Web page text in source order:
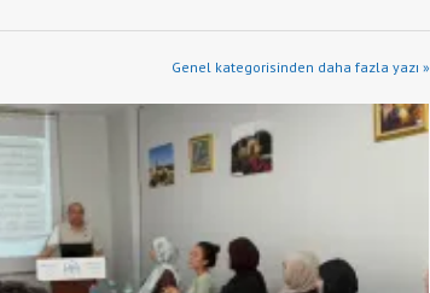
Genel kategorisinden daha fazla yazı »